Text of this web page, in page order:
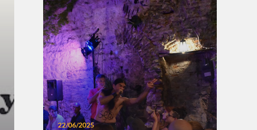
22/06/2025